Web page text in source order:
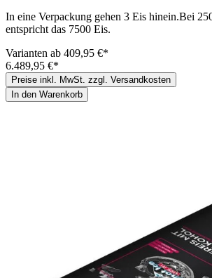
In eine Verpackung gehen 3 Eis hinein.Bei
entspricht das 7500 Eis.
Varianten ab 409,95 €*
6.489,95 €*
Preise inkl. MwSt. zzgl. Versandkosten
In den Warenkorb